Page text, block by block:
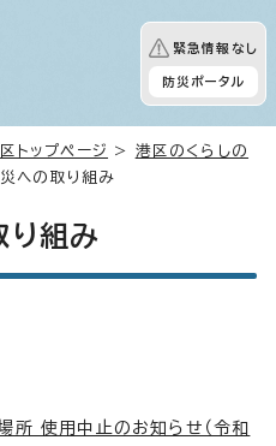
緊急情報なし
防災ポータル
トップページ > 港区のくらしの
への取り組み
り組み
所 使用中止のお知らせ（令和